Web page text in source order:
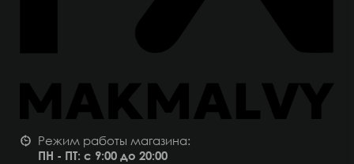
Режим работы магазина:
ПН - ПТ: с 9:00 до 20:00